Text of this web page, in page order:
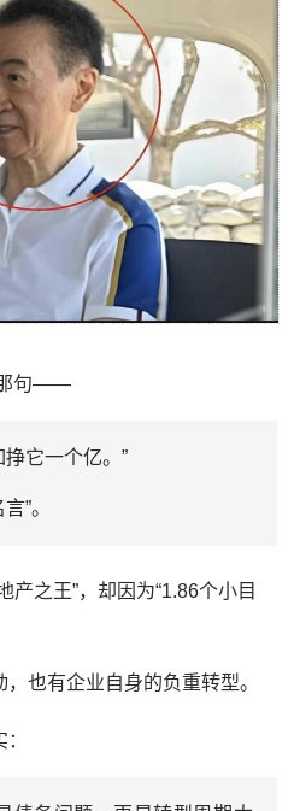
那句——
它一个亿。”
”。
产之王”，却因为“1.86个小目
也有企业自身的负重转型。